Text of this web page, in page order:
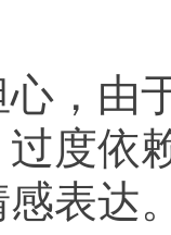
由于
度依
表达